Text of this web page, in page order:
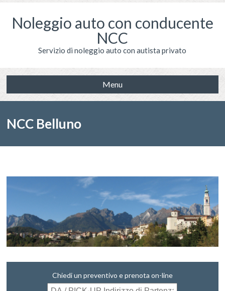
Noleggio auto con conducente
NCC
Servizio di noleggio auto con autista privato
Menu
NCC Belluno
Chiedi un preventivo e prenota on-line